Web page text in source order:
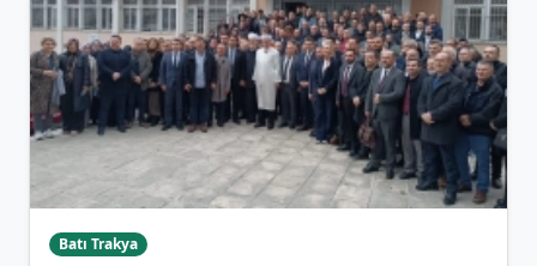
Batı Trakya